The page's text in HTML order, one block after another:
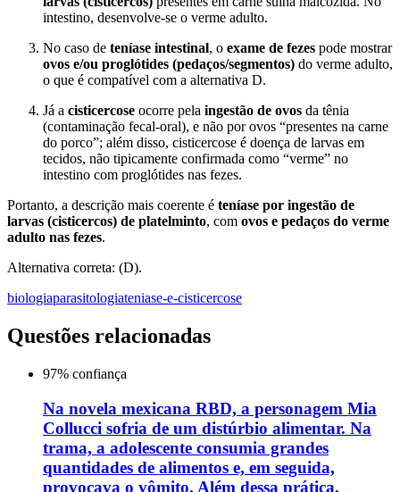
intestino, desenvolve-se o verme adulto.
No caso de teníase intestinal, o exame de fezes pode mostrar
ovos e/ou proglótides (pedaços/segmentos) do verme adulto,
o que é compatível com a alternativa D.
Já a cisticercose ocorre pela ingestão de ovos da tênia
(contaminação fecal-oral), e não por ovos “presentes na carne
do porco”; além disso, cisticercose é doença de larvas em
tecidos, não tipicamente confirmada como “verme” no
intestino com proglótides nas fezes.
Portanto, a descrição mais coerente é teníase por ingestão de
larvas (cisticercos) de platelminto, com ovos e pedaços do verme
adulto nas fezes.
Alternativa correta: (D).
biologiaparasitologiateniase-e-cisticercose
Questões relacionadas
97% confiança
Na novela mexicana RBD, a personagem Mia
Collucci sofria de um distúrbio alimentar. Na
trama, a adolescente consumia grandes
quantidades de alimentos e, em seguida,
provocava o vômito. Além dessa prática,